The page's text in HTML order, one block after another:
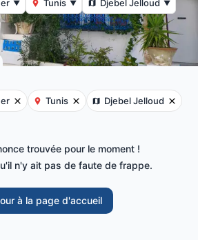
▼ Tunis ▼ Djebel Jelloud ▼
Tunis Djebel Jelloud
trouvée pour le moment !
n'y ait pas de faute de frappe.
à la page d'accueil